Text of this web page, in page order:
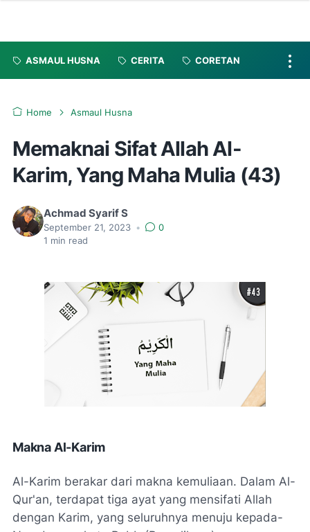
ASMAUL HUSNA CERITA CORETAN
Home Asmaul Husna
Memaknai Sifat Allah Al-
Karim, Yang Maha Mulia (43)
Achmad Syarif S
September 21, 2023 •
0
1 min read
Makna Al-Karim
Al-Karim berakar dari makna kemuliaan. Dalam Al-
Qur'an, terdapat tiga ayat yang mensifati Allah
dengan Karim, yang seluruhnya menuju kepada-